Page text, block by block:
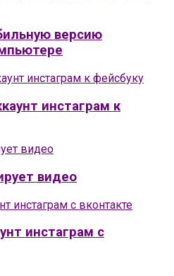
версию
инстаграм к
видео
инстаграм с